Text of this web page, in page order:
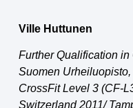
Ville Huttunen
Further Qualification
Suomen
CrossFit Level 3 (CF-
Switzerland 2011/